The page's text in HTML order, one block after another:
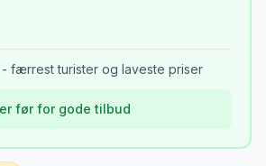
færrest turister og laveste priser
før for gode tilbud